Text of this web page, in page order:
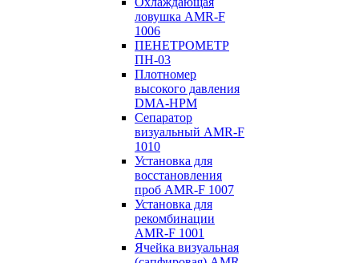
ловушка AMR-F
1006
ПЕНЕТРОМЕТР
ПН-03
Плотномер
высокого давления
DMA-HPM
Сепаратор
визуальный AMR-F
1010
Установка для
восстановления
проб AMR-F 1007
Установка для
рекомбинации
AMR-F 1001
Ячейка визуальная